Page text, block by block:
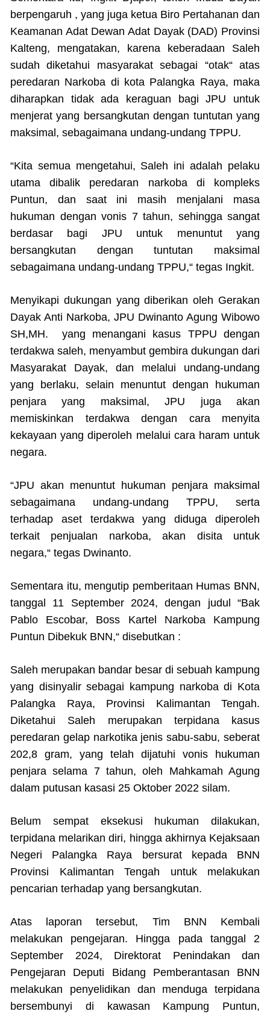
berpengaruh , yang juga ketua Biro Pertahanan dan
Keamanan Adat Dewan Adat Dayak (DAD) Provinsi
Kalteng, mengatakan, karena keberadaan Saleh
sudah diketahui masyarakat sebagai “otak“ atas
peredaran Narkoba di kota Palangka Raya, maka
diharapkan tidak ada keraguan bagi JPU untuk
menjerat yang bersangkutan dengan tuntutan yang
maksimal, sebagaimana undang-undang TPPU.
“Kita semua mengetahui, Saleh ini adalah pelaku
utama dibalik peredaran narkoba di kompleks
Puntun, dan saat ini masih menjalani masa
hukuman dengan vonis 7 tahun, sehingga sangat
berdasar bagi JPU untuk menuntut yang
bersangkutan dengan tuntutan maksimal
sebagaimana undang-undang TPPU,“ tegas Ingkit.
Menyikapi dukungan yang diberikan oleh Gerakan
Dayak Anti Narkoba, JPU Dwinanto Agung Wibowo
SH,MH. yang menangani kasus TPPU dengan
terdakwa saleh, menyambut gembira dukungan dari
Masyarakat Dayak, dan melalui undang-undang
yang berlaku, selain menuntut dengan hukuman
penjara yang maksimal, JPU juga akan
memiskinkan terdakwa dengan cara menyita
kekayaan yang diperoleh melalui cara haram untuk
negara.
“JPU akan menuntut hukuman penjara maksimal
sebagaimana undang-undang TPPU, serta
terhadap aset terdakwa yang diduga diperoleh
terkait penjualan narkoba, akan disita untuk
negara,“ tegas Dwinanto.
Sementara itu, mengutip pemberitaan Humas BNN,
tanggal 11 September 2024, dengan judul “Bak
Pablo Escobar, Boss Kartel Narkoba Kampung
Puntun Dibekuk BNN,“ disebutkan :
Saleh merupakan bandar besar di sebuah kampung
yang disinyalir sebagai kampung narkoba di Kota
Palangka Raya, Provinsi Kalimantan Tengah.
Diketahui Saleh merupakan terpidana kasus
peredaran gelap narkotika jenis sabu-sabu, seberat
202,8 gram, yang telah dijatuhi vonis hukuman
penjara selama 7 tahun, oleh Mahkamah Agung
dalam putusan kasasi 25 Oktober 2022 silam.
Belum sempat eksekusi hukuman dilakukan,
terpidana melarikan diri, hingga akhirnya Kejaksaan
Negeri Palangka Raya bersurat kepada BNN
Provinsi Kalimantan Tengah untuk melakukan
pencarian terhadap yang bersangkutan.
Atas laporan tersebut, Tim BNN Kembali
melakukan pengejaran. Hingga pada tanggal 2
September 2024, Direktorat Penindakan dan
Pengejaran Deputi Bidang Pemberantasan BNN
melakukan penyelidikan dan menduga terpidana
bersembunyi di kawasan Kampung Puntun,